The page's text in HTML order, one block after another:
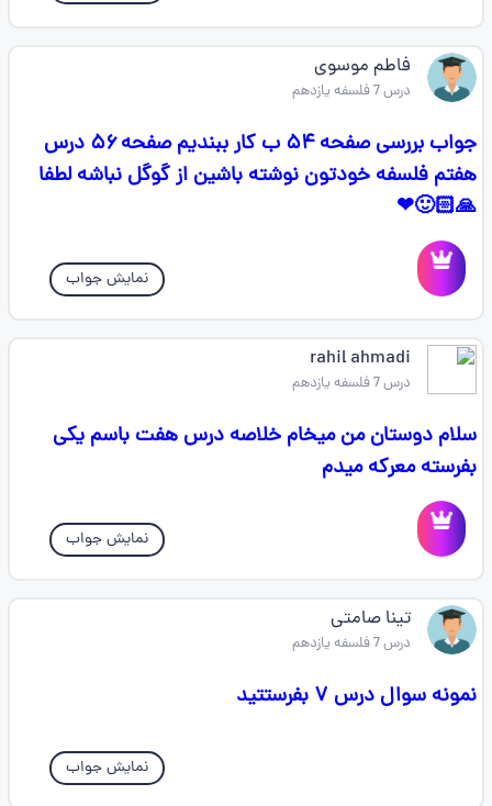
فاطم موسوی
درس 7 فلسفه یازدهم
جواب بررسی صفحه ۵۴ ب کار ببندیم صفحه ۵۶ درس
هفتم فلسفه خودتون نوشته باشین از گوگل نباشه لطفا
🙏🏻🙂❤
نمایش جواب
rahil ahmadi
درس 7 فلسفه یازدهم
سلام دوستان من میخام خلاصه درس هفت باسم یکی
بفرسته معرکه میدم
نمایش جواب
تینا صامتی
درس 7 فلسفه یازدهم
نمونه سوال درس ۷ بفرستتید
نمایش جواب